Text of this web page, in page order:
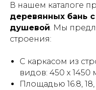
В нашем каталоге
деревянных бань
душевой. Мы
строения:
С каркасом из
видов: 450 х
Площадью 16.8, 18,